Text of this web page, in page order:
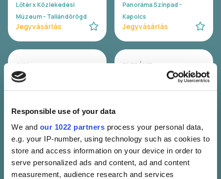
Responsible use of your data
We and our 1022 partners process your personal data,
e.g. your IP-number, using technology such as cookies to
store and access information on your device in order to
serve personalized ads and content, ad and content
measurement, audience research and services
Lőtér x Közlekedési
Múzeum - Taliándörögd
Jegyvásárlás
Panoráma Színpad -
Kapolcs
Jegyvásárlás
SISI
Sisi
07.24. P 22:00 - 23:30 (90
Lőtér x Közlekedési
Múzeum - Taliándörögd
ELEFÁNT
07.24. P 23:00 - 00:30 (90
Jegyvásárlás
FIÚK José González (SE)